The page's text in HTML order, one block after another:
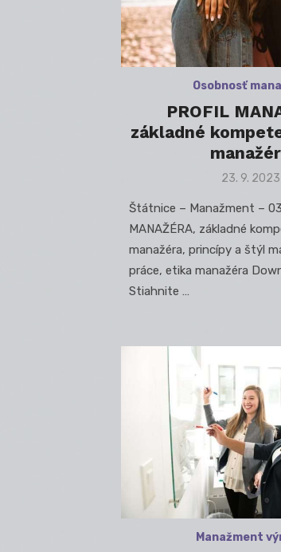
Osobnosť
PROFIL
základné
Posted
23. 9. 2023
Štátnice – Manažment –
MANAŽÉRA, základné
manažéra, princípy a štýl
práce, etika manažéra
Stiahnite …
Manažment